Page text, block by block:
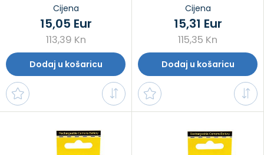
Cijena
113,39 Kn
15,05 Eur
Dodaj u košaricu
Cijena
115,35 Kn
15,31 Eur
Dodaj u košaricu